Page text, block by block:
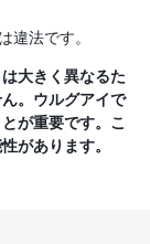
違法です。
大きく異なるた
。ウルグアイで
が重要です。こ
があります。